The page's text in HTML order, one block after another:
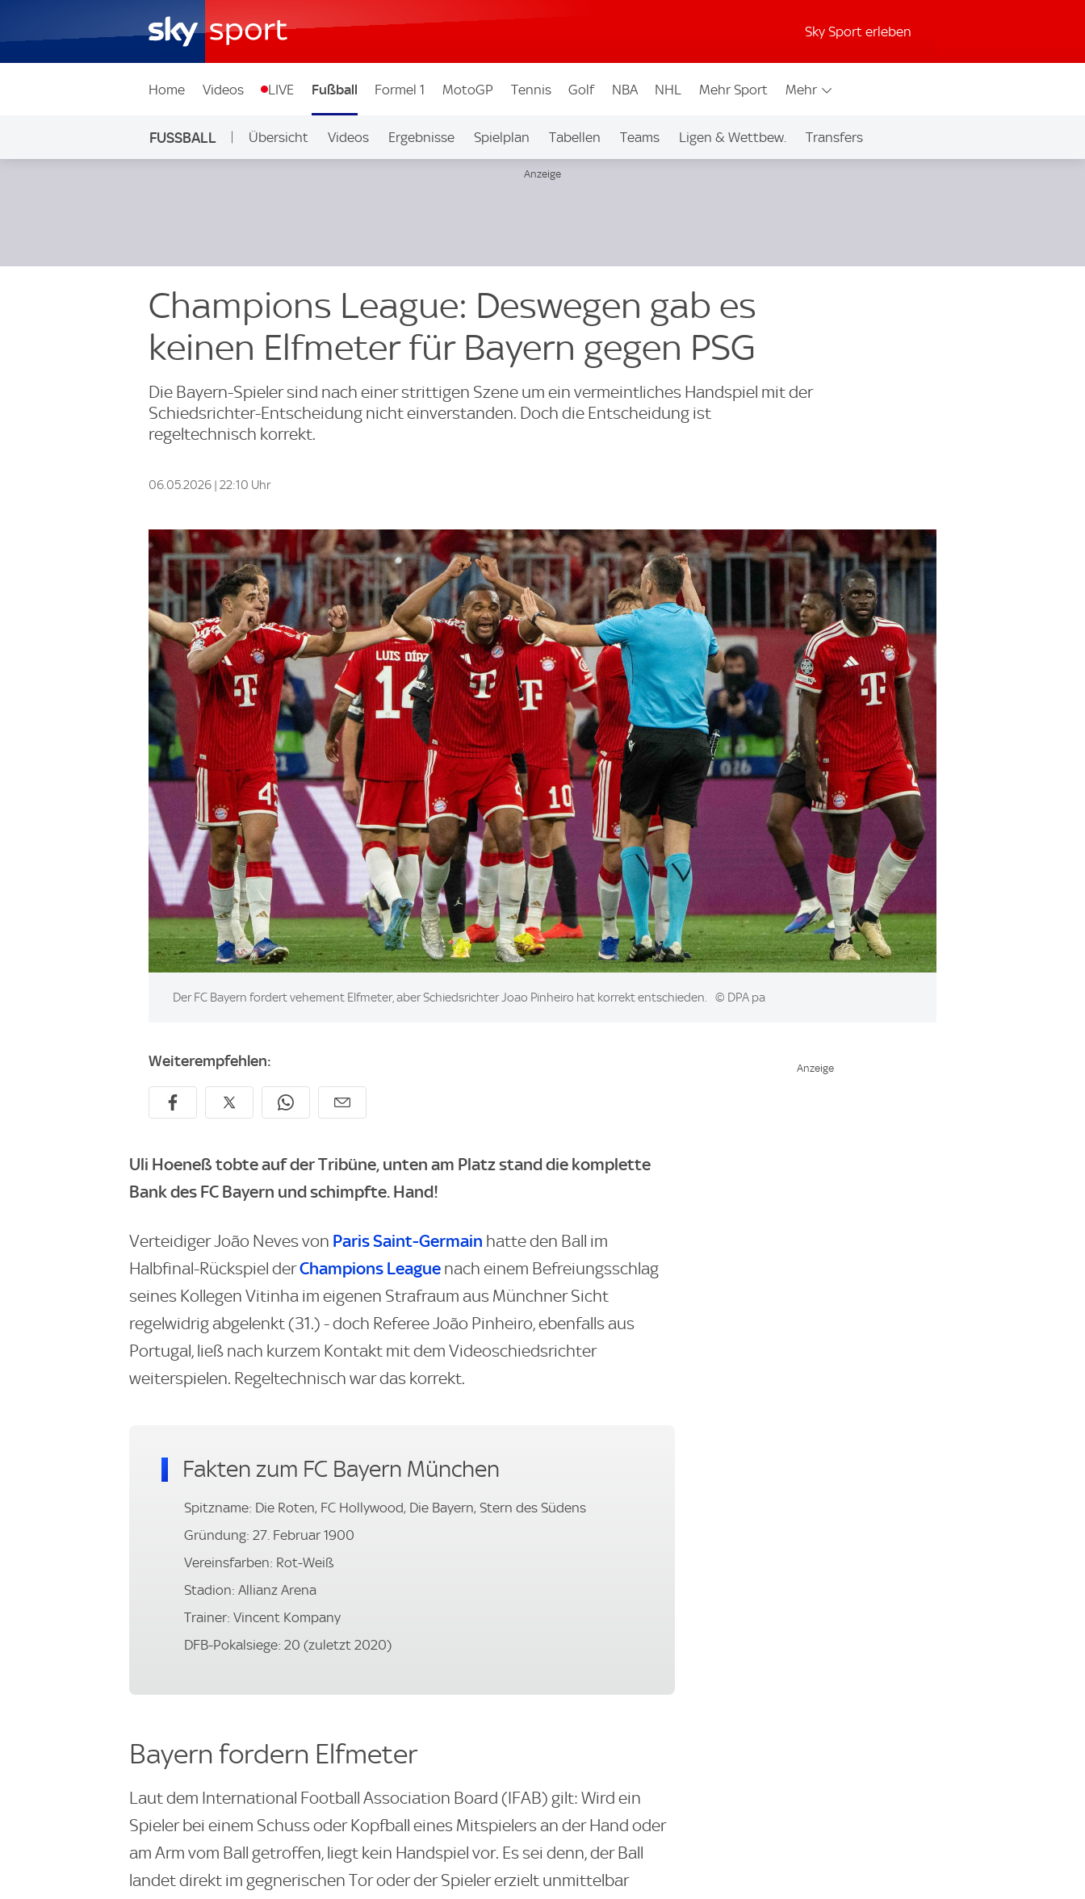
Sky Sport erleben
Home Videos LIVE Fußball Formel 1 MotoGP Tennis Golf NBA NHL Mehr Sport Mehr
FUSSBALL Übersicht Videos Ergebnisse Spielplan Tabellen Teams Ligen & Wettbew. Transfers
Champions League: Deswegen gab es
keinen Elfmeter für Bayern gegen PSG
Die Bayern-Spieler sind nach einer strittigen Szene um ein vermeintliches Handspiel mit der
Schiedsrichter-Entscheidung nicht einverstanden. Doch die Entscheidung ist
regeltechnisch korrekt.
06.05.2026 | 22:10 Uhr
Image:
Der FC Bayern fordert vehement Elfmeter, aber Schiedsrichter Joao Pinheiro hat korrekt entschieden. © DPA pa
Weiterempfehlen:
Uli Hoeneß tobte auf der Tribüne, unten am Platz stand die komplette
Bank des FC Bayern und schimpfte. Hand!
Verteidiger João Neves von Paris Saint-Germain hatte den Ball im
Halbfinal-Rückspiel derChampions League nach einem Befreiungsschlag
seines Kollegen Vitinha im eigenen Strafraum aus Münchner Sicht
regelwidrig abgelenkt (31.) - doch Referee João Pinheiro, ebenfalls aus
Portugal, ließ nach kurzem Kontakt mit dem Videoschiedsrichter
weiterspielen. Regeltechnisch war das korrekt.
Fakten zum FC Bayern München
Spitzname: Die Roten, FC Hollywood, Die Bayern, Stern des Südens
Gründung: 27. Februar 1900
Vereinsfarben: Rot-Weiß
Stadion: Allianz Arena
Trainer: Vincent Kompany
DFB-Pokalsiege: 20 (zuletzt 2020)
Bayern fordern Elfmeter
Laut dem International Football Association Board (IFAB) gilt: Wird ein
Spieler bei einem Schuss oder Kopfball eines Mitspielers an der Hand oder
am Arm vom Ball getroffen, liegt kein Handspiel vor. Es sei denn, der Ball
landet direkt im gegnerischen Tor oder der Spieler erzielt unmittelbar